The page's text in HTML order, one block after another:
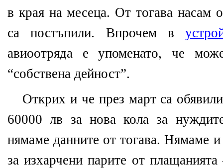
в края на месеца. От тогава насам
са постъпили. Впрочем в
авиоотряда е упоменато, че
“собствена дейност”.
Открих и че през март са
60000 лв за нова кола за
нямаме данните от тогава. Нямаме и
за изхарчени парите от